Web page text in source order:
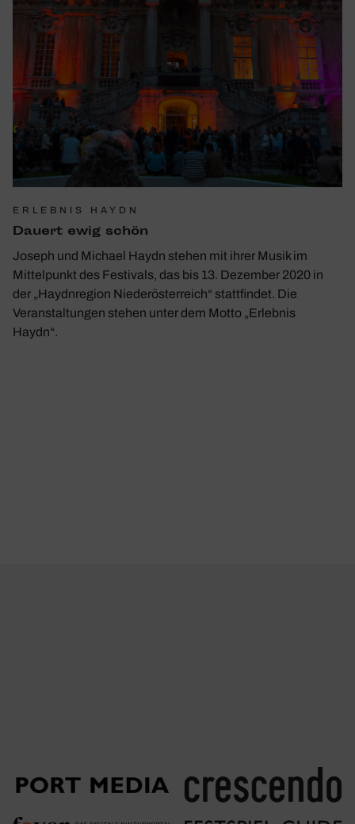
ERLEBNIS HAYDN
Dauert ewig schön
Joseph und Michael Haydn stehen mit ihrer Musik im
Mittelpunkt des Festivals, das bis 13. Dezember 2020 in
der „Haydnregion Niederösterreich“ stattfindet. Die
Veranstaltungen stehen unter dem Motto „Erlebnis
Haydn“.